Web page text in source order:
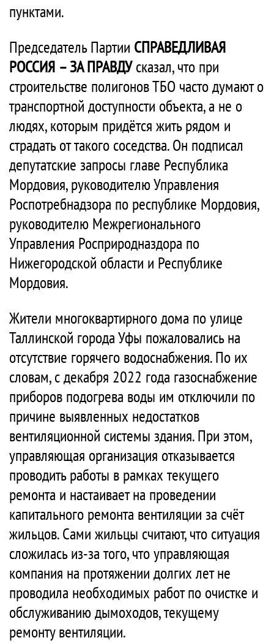
пунктами.
Председатель Партии СПРАВЕДЛИВАЯ
РОССИЯ – ЗА ПРАВДУсказал, что при
строительстве полигонов ТБО часто думают о
транспортной доступности объекта, а не о
людях, которым придётся жить рядом и
страдать от такого соседства. Он подписал
депутатские запросы главе Республика
Мордовия, руководителю Управления
Роспотребнадзора по республике Мордовия,
руководителю Межрегионального
Управления Росприродназдора по
Нижегородской области и Республике
Мордовия.
Жители многоквартирного дома по улице
Таллинской города Уфы пожаловались на
отсутствие горячего водоснабжения. По их
словам, с декабря 2022 года газоснабжение
приборов подогрева воды им отключили по
причине выявленных недостатков
вентиляционной системы здания. При этом,
управляющая организация отказывается
проводить работы в рамках текущего
ремонта и настаивает на проведении
капитального ремонта вентиляции за счёт
жильцов. Сами жильцы считают, что ситуация
сложилась из-за того, что управляющая
компания на протяжении долгих лет не
проводила необходимых работ по очистке и
обслуживанию дымоходов, текущему
ремонту вентиляции.